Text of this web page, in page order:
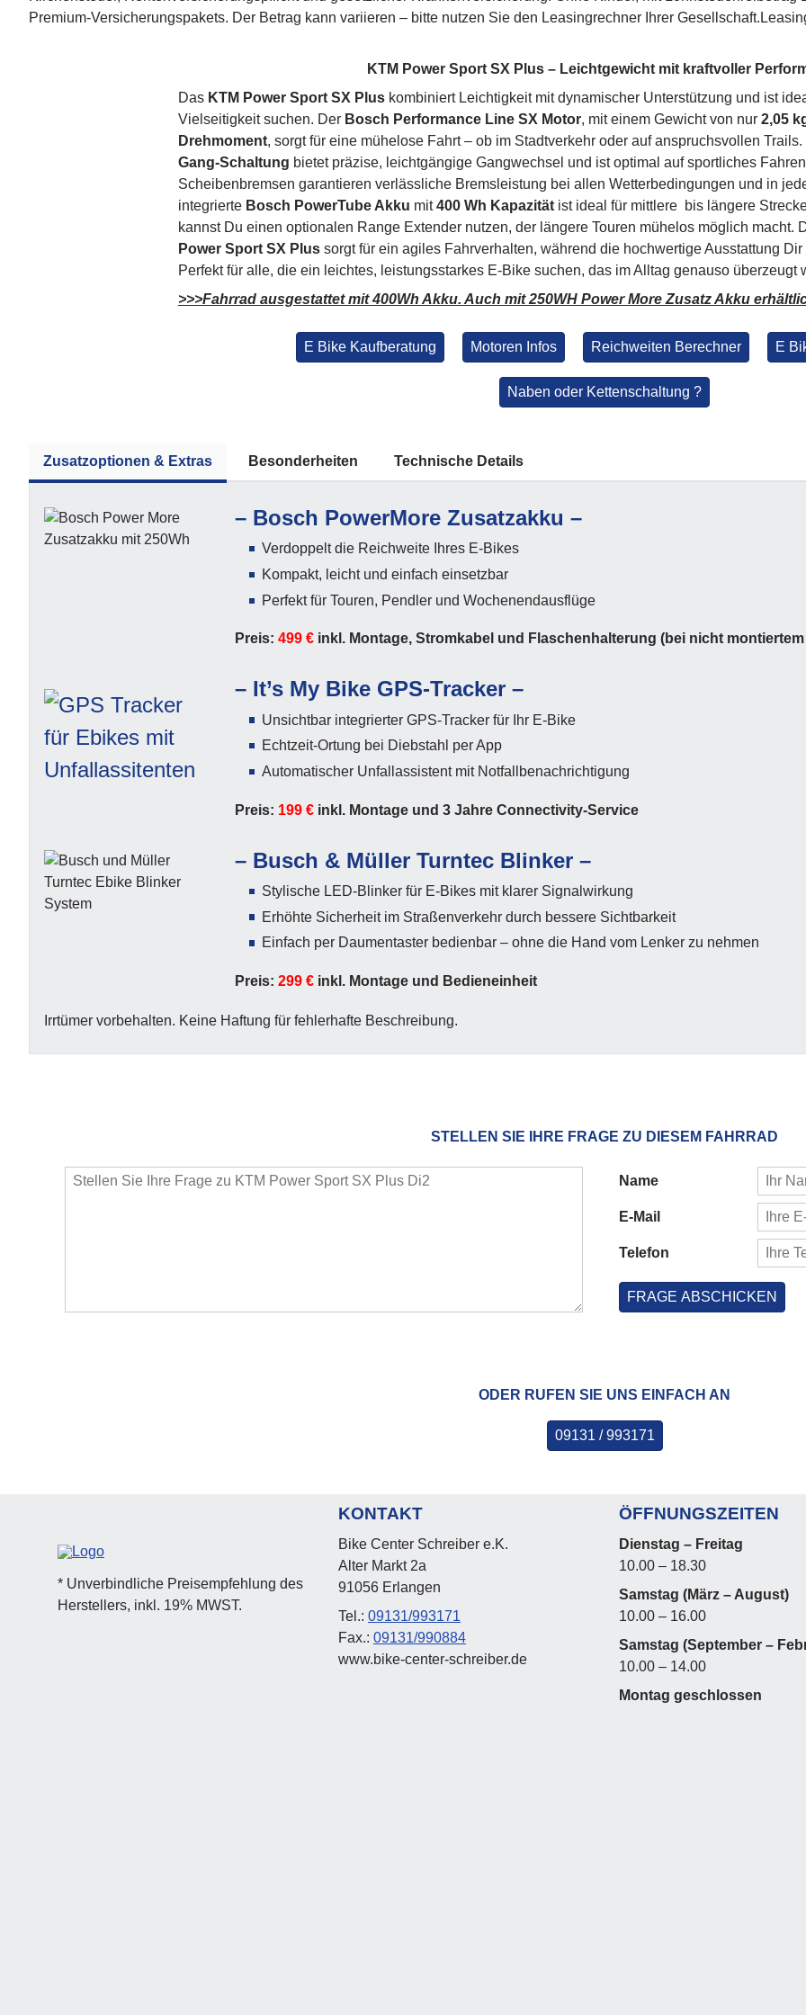
Premium-Versicherungspakets. Der Betrag kann variieren – bitte nutzen Sie den Leasingrechner Ihrer
KTM Power Sport SX Plus – Leichtgewicht mit kraftvoller
Das KTM Power Sport SX Plus kombiniert Leichtigkeit mit dynamischer Unterstützung und ist
Vielseitigkeit suchen. Der Bosch Performance Line SX Motor, mit einem Gewicht von nur 2,05
Drehmoment, sorgt für eine mühelose Fahrt – ob im Stadtverkehr oder auf anspruchsvollen
Gang-Schaltung bietet präzise, leichtgängige Gangwechsel und ist optimal auf sportliches
Scheibenbremsen garantieren verlässliche Bremsleistung bei allen Wetterbedingungen und in
integrierte Bosch PowerTube Akku mit400 Wh Kapazität ist ideal für mittlere bis längere
kannst Du einen optionalen Range Extender nutzen, der längere Touren mühelos möglich macht.
Power Sport SX Plus sorgt für ein agiles Fahrverhalten, während die hochwertige Ausstattung
Perfekt für alle, die ein leichtes, leistungsstarkes E-Bike suchen, das im Alltag genauso überzeugt
>>>Fahrrad ausgestattet mit 400Wh Akku. Auch mit 250WH Power More Zusatz Akku
E Bike Kaufberatung Motoren Infos Reichweiten Berechner E
Naben oder Kettenschaltung ?
Zusatzoptionen & Extras Besonderheiten Technische Details
– Bosch PowerMore Zusatzakku –
Verdoppelt die Reichweite Ihres E-Bikes
Kompakt, leicht und einfach einsetzbar
Perfekt für Touren, Pendler und Wochenendausflüge
Preis: 499 €inkl. Montage, Stromkabel und Flaschenhalterung (bei nicht
– It’s My Bike GPS-Tracker –
Unsichtbar integrierter GPS-Tracker für Ihr E-Bike
Echtzeit-Ortung bei Diebstahl per App
Automatischer Unfallassistent mit Notfallbenachrichtigung
Preis: 199 €inkl. Montage und 3 Jahre Connectivity-Service
– Busch & Müller Turntec Blinker –
Stylische LED-Blinker für E-Bikes mit klarer Signalwirkung
Erhöhte Sicherheit im Straßenverkehr durch bessere Sichtbarkeit
Einfach per Daumentaster bedienbar – ohne die Hand vom Lenker zu nehmen
Preis: 299 €inkl. Montage und Bedieneinheit
Irrtümer vorbehalten. Keine Haftung für fehlerhafte Beschreibung.
STELLEN SIE IHRE FRAGE ZU DIESEM FAHRRAD
Name
E-Mail
Telefon
FRAGE ABSCHICKEN
ODER RUFEN SIE UNS EINFACH AN
09131 / 993171
* Unverbindliche Preisempfehlung des
Herstellers, inkl. 19% MWST.
KONTAKT
Bike Center Schreiber e.K.
Alter Markt 2a
91056 Erlangen
Tel.: 09131/993171
Fax.: 09131/990884
www.bike-center-schreiber.de
ÖFFNUNGSZEITEN
Dienstag – Freitag
10.00 – 18.30
Samstag (März – August)
10.00 – 16.00
Samstag (September –
10.00 – 14.00
Montag geschlossen